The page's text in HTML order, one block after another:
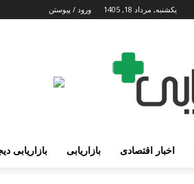
یکشنبه, مرداد 18, 1405 ورود / پیوستن
اخبار اقتصادی بازاریابی بازاریابی